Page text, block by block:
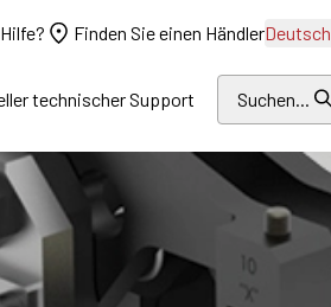
Finden Sie einen HändlerDeutsch
technischer Support Suchen...